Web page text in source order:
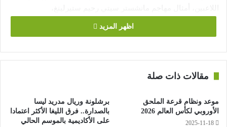
الفرنسي بول بوغبا، ومدافع إنجلترا السابق ريو فرديناند.
ويأتي ذلك بعد 24 ساعة فقط من كشف صحيفة “ذا صن” عن عملية
السطو التي تعرض لها منزل نجم مانشستر سيتي، الجزائري رياض
وأغراض شخصية بقيمة 500 ألف جنيه إسترليني.
كما تعرض لاعب خط وسط توتنهام، ديلي آلي، في الشهر الماضي
اظهر المزيد
مقالات ذات صلة
موعد ونظام قرعة الملحق
الأوروبي لكأس العالم 2026
2025-11-18
برشلونة وريال مدريد ليسا
بالصدارة.. فرق الليغا الأكثر اعتمادا
على الأكاديمية بالموسم الحالي